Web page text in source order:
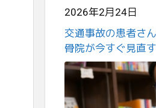
2026年2月24日
交通事故の患者さ
骨院が今すぐ見直